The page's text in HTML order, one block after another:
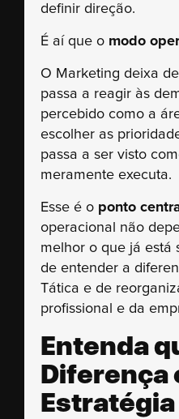
definir direção.
É aí que o modo
O Marketing deixa
passa a reagir às
percebido como a
escolher as
passa a ser visto
meramente executa.
Esse é o ponto
operacional não
melhor o que já está
de entender a
Tática e de
profissional e da
Entenda
Diferença
Estratégia